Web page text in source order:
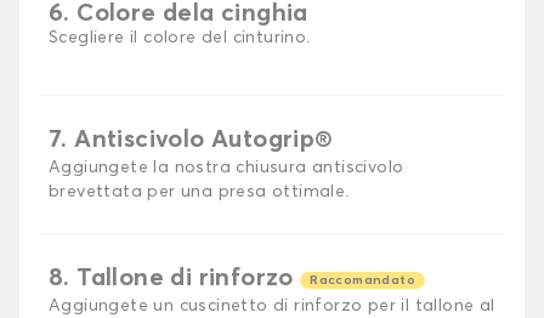
6. Colore dela cinghia
Scegliere il colore del cinturino.
7. Antiscivolo Autogrip®
Aggiungete la nostra chiusura antiscivolo
brevettata per una presa ottimale.
8. Tallone di rinforzo Raccomandato
Aggiungete un cuscinetto di rinforzo per il tallone al